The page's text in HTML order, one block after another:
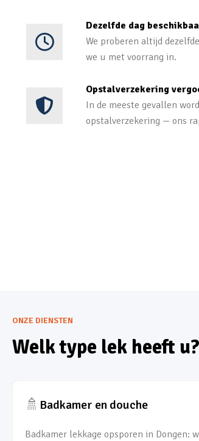
Dezelfde dag
We proberen altijd
we u met voorrang in.
Opstalverzekering
In de meeste gevallen
opstalverzekering — ons
ONZE DIENSTEN
Welk type lek heeft u?
🚿 Badkamer en douche
Badkamer lekkage opsporen in Dongen: